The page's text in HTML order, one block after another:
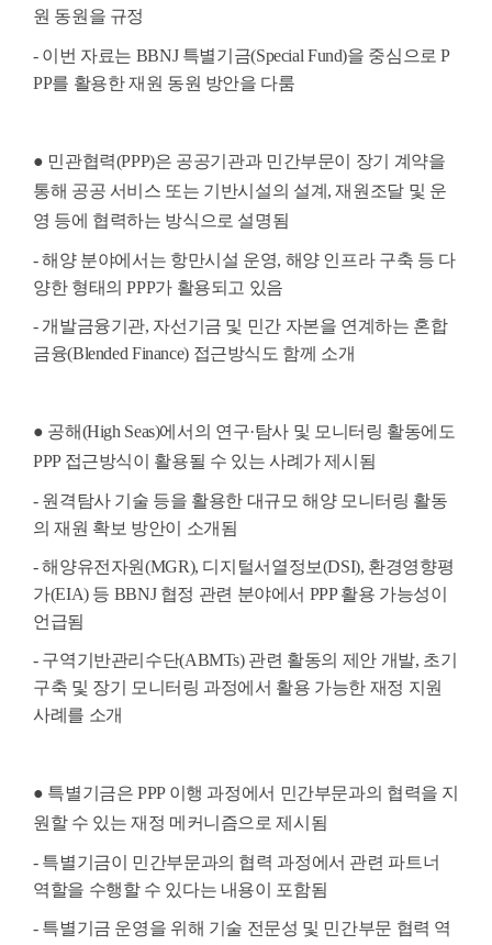
원 동원을 규정
- 이번 자료는 BBNJ 특별기금(Special Fund)을 중심으로 P
PP를 활용한 재원 동원 방안을 다룸
● 민관협력(PPP)은 공공기관과 민간부문이 장기 계약을
통해 공공 서비스 또는 기반시설의 설계, 재원조달 및 운
영 등에 협력하는 방식으로 설명됨
- 해양 분야에서는 항만시설 운영, 해양 인프라 구축 등 다
양한 형태의 PPP가 활용되고 있음
- 개발금융기관, 자선기금 및 민간 자본을 연계하는 혼합
금융(Blended Finance) 접근방식도 함께 소개
● 공해(High Seas)에서의 연구·탐사 및 모니터링 활동에도
PPP 접근방식이 활용될 수 있는 사례가 제시됨
- 원격탐사 기술 등을 활용한 대규모 해양 모니터링 활동
의 재원 확보 방안이 소개됨
- 해양유전자원(MGR), 디지털서열정보(DSI), 환경영향평
가(EIA) 등 BBNJ 협정 관련 분야에서 PPP 활용 가능성이
언급됨
- 구역기반관리수단(ABMTs) 관련 활동의 제안 개발, 초기
구축 및 장기 모니터링 과정에서 활용 가능한 재정 지원
사례를 소개
● 특별기금은 PPP 이행 과정에서 민간부문과의 협력을 지
원할 수 있는 재정 메커니즘으로 제시됨
- 특별기금이 민간부문과의 협력 과정에서 관련 파트너
역할을 수행할 수 있다는 내용이 포함됨
- 특별기금 운영을 위해 기술 전문성 및 민간부문 협력 역